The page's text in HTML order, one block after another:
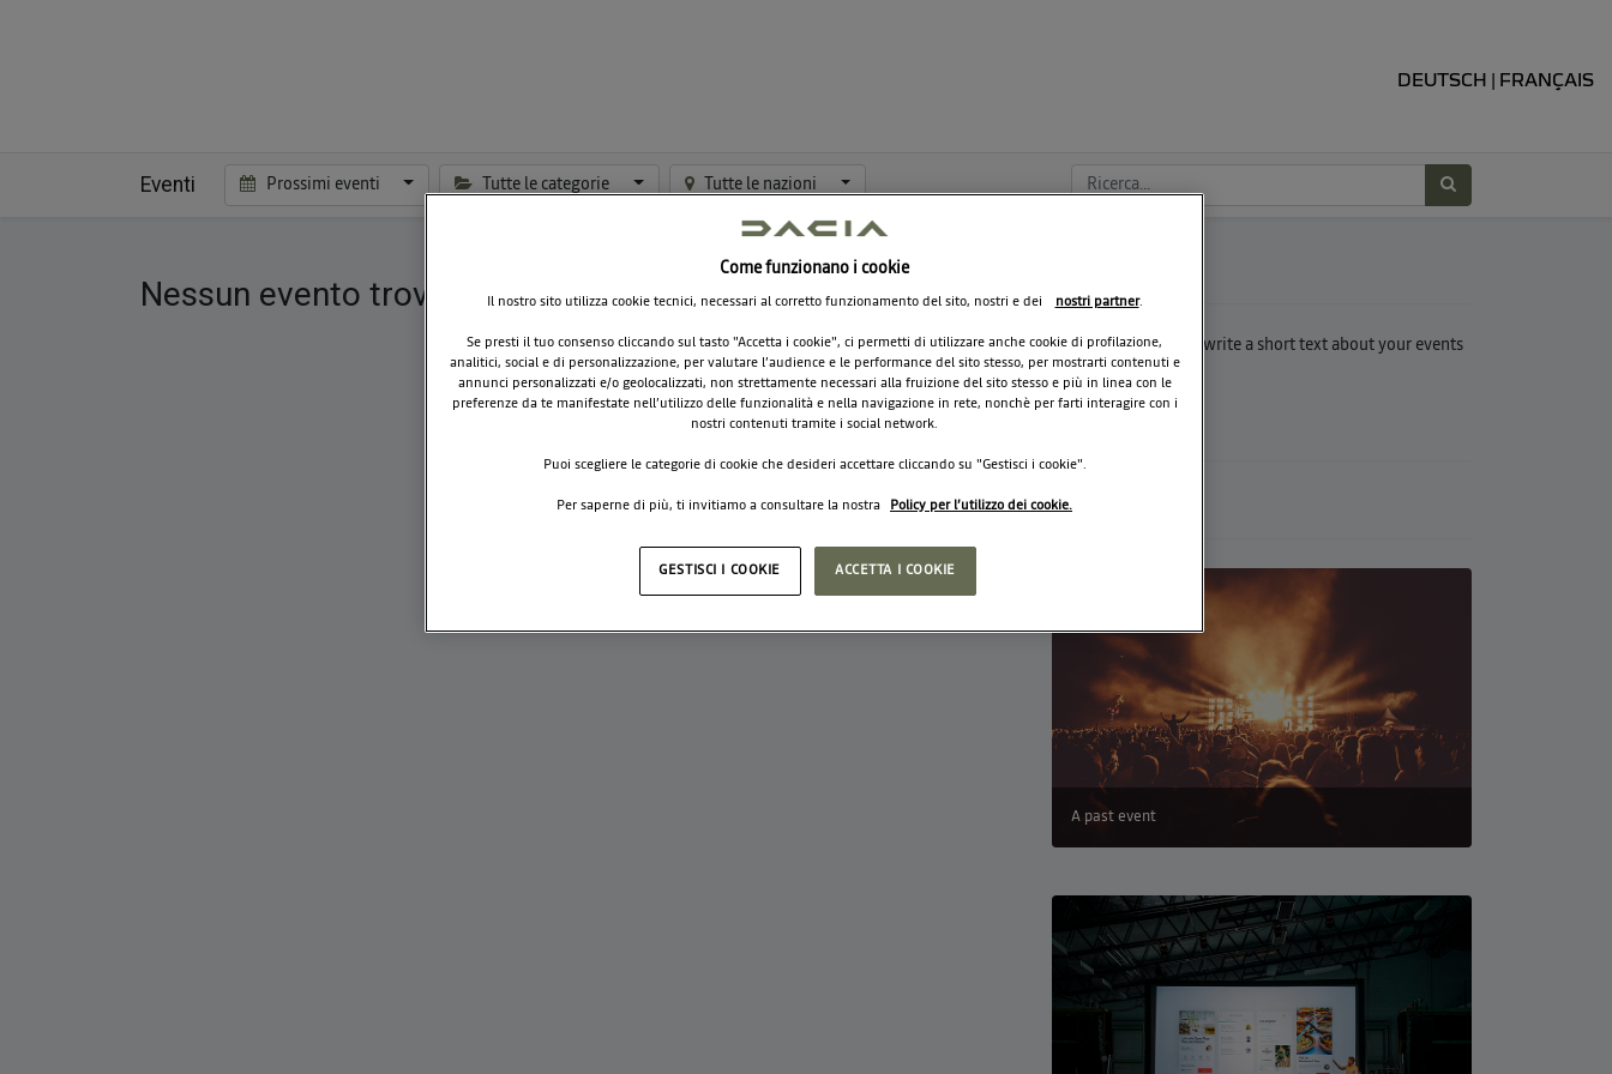
DEUTSCH FRANÇAIS
Eventi Prossimi eventi Tutte le categorie Tutte le nazioni
Nessun evento trovato.
Use this paragrah to write a short text about your events
or company.
A past event
Come funzionano i cookie
Il nostro sito utilizza cookie tecnici, necessari al corretto funzionamento del sito, nostri e dei nostri partner.
Se presti il tuo consenso cliccando sul tasto "Accetta i cookie", ci permetti di utilizzare anche cookie di profilazione,
analitici, social e di personalizzazione, per valutare l’audience e le performance del sito stesso, per mostrarti contenuti e
annunci personalizzati e/o geolocalizzati, non strettamente necessari alla fruizione del sito stesso e più in linea con le
preferenze da te manifestate nell’utilizzo delle funzionalità e nella navigazione in rete, nonchè per farti interagire con i
nostri contenuti tramite i social network.
Puoi scegliere le categorie di cookie che desideri accettare cliccando su "Gestisci i cookie".
Per saperne di più, ti invitiamo a consultare la nostra Policy per l’utilizzo dei cookie.
ACCETTA I COOKIE
GESTISCI I COOKIE